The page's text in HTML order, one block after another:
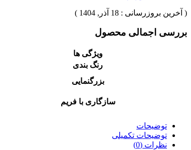
( آخرین بروزرسانی : 18 آذر, 1404 )
بررسی اجمالی محصول
ویژگی ها
رنگ بندی
بزرگنمایی
سازگاری با فریم
توضیحات
توضیحات تکمیلی
نظرات (0)